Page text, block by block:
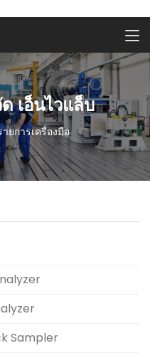
เอ็นไวแล็บ
ายการเครื่องมือ
Sampler